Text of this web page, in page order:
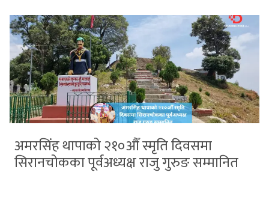
अमरसिंह थापाको २१०औँ स्मृति दिवसमा
सिरानचोकका पूर्वअध्यक्ष राजु गुरुङ सम्मानित